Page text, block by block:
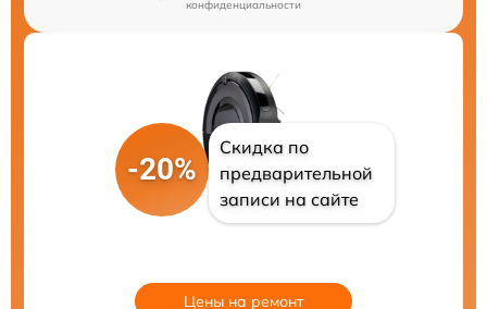
конфиденциальности
-20%
Скидка по
предварительной
записи на сайте
Цены на ремонт